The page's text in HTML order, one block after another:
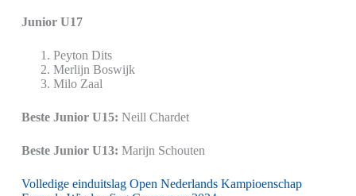
Junior U17
Peyton Dits
Merlijn Boswijk
Milo Zaal
Beste Junior U15: Neill Chardet
Beste Junior U13: Marijn Schouten
Volledige einduitslag Open Nederlands Kampioenschap